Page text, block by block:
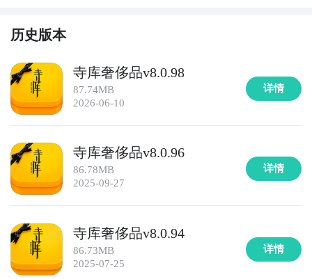
的电商平台，致力于提供高性价比的商品。用户可以在
拼多多上组团购买各类商品，并享受到更低折扣和更多
优惠。
7. 《美团》：美团是一个以外卖、团购和在线预订为主
题的综合性平台，提供各类商品和服务的购买。用户可
能享受到折扣优惠和特别活动。
8. 《淘宝》：淘宝是中国最大的C2C电子商务平台，提
普通日用品到奢侈品的丰富商品选择，还能通过淘宝特
卖等活动获取到更多优惠。
历史版本
寺库奢侈品v8.0.98
87.74MB
2026-06-10
详情
寺库奢侈品v8.0.96
86.78MB
2025-09-27
详情
寺库奢侈品v8.0.94
86.73MB
2025-07-25
详情